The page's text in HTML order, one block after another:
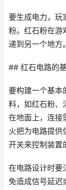
要生成电力，玩
粉。红石粉在游
递到另一个地方
## 红石电路的
要构建一个基本
料，如红石粉、
在地面上，连接
火把为电路提供
开关来控制装置
在电路设计时要
免造成信号延迟